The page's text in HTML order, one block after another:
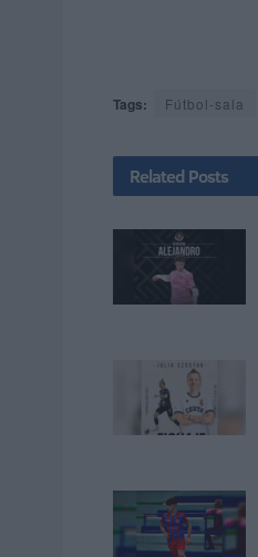
Tags: Fútbol-sala
Related Posts